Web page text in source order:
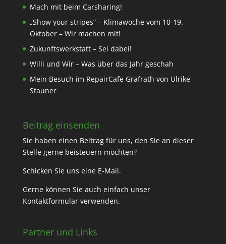
Mach mit beim Carsharing!
„Show your stripes“ – Klimawoche vom 10-19.
Oktober – Wir machen mit!
Zukunftswerkstatt – Sei dabei!
Willi und Wir – Was über das Jahr geschah
Mein Besuch im RepairCafe Grafrath von Ulrike
Stauner
Beitrag einsenden
Sie haben einen Beitrag für uns, den Sie an dieser
Stelle gerne beisteuern möchten?
Schicken Sie uns eine E-Mail.
Gerne können Sie auch einfach unser
Kontaktformularverwenden.
Partner und Links